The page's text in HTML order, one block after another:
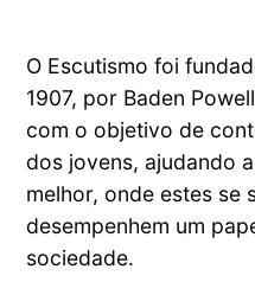
O Escutismo foi
1907, por Baden
com o objetivo de
dos jovens, ajudando
melhor, onde estes se
desempenhem um
sociedade.